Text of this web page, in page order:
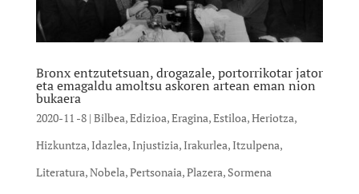
Bronx entzutetsuan, drogazale, portorrikotar jator
eta emagaldu amoltsu askoren artean eman nion
bukaera
2020-11 -8| Bilbea,Edizioa,Eragina,Estiloa,Heriotza,
Hizkuntza,Idazlea,Injustizia,Irakurlea,Itzulpena,
Literatura,Nobela,Pertsonaia,Plazera, Sormena